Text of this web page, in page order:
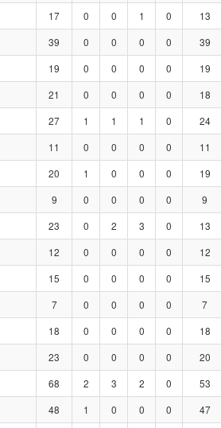
17 0 0 1 0 13
39 0 0 0 0 39
19 0 0 0 0 19
21 0 0 0 0 18
27 1 1 1 0 24
11 0 0 0 0 11
20 1 0 0 0 19
9 0 0 0 0 9
23 0 2 3 0 13
12 0 0 0 0 12
15 0 0 0 0 15
7 0 0 0 0 7
18 0 0 0 0 18
23 0 0 0 0 20
68 2 3 2 0 53
48 1 0 0 0 47